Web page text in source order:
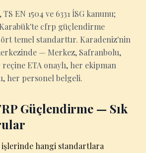
TS EN 1504 ve 6331 İSG kanunu;
cfrp güçlendirme
temel standarttır. Karadeniz'nin
— Merkez, Safranbolu,
ETA onaylı, her ekipman
her personel belgeli.
Güçlendirme — Sık
hangi standartlara